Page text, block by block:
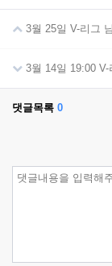
3월 25일 V-리그
3월 14일 19:00
댓글목록 0